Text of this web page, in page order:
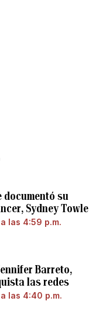
su
Sydney Towle
las 4:59 p.m.
Barreto,
las redes
las 4:40 p.m.